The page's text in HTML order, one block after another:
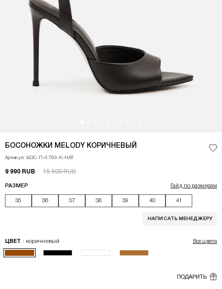
БОСОНОЖКИ MELODY КОРИЧНЕВЫЙ
<p>Босоножки из натуральной кожи коричневого оттенка с зауженной
Артикул: БОС-П-0793-K-НАТ
9 990 RUB 15 500 RUB
РАЗМЕР Гайд по размерам
35 36 37 38 39 40 41
НАПИСАТЬ МЕНЕДЖЕРУ
ЦВЕТ : коричневый Все цвета
ПОДАРИТЬ